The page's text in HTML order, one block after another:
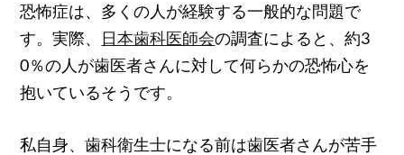
恐怖症は、多くの人が経験する一般的な問題で
す。実際、 日本歯科医師会の調査によると、約3
0％の人が歯医者さんに対して何らかの恐怖心を
抱いているそうです。
私自身、歯科衛生士になる前は歯医者さんが苦手